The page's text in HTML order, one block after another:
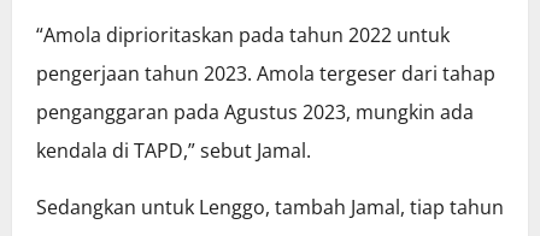
“Amola diprioritaskan pada tahun 2022 untuk
pengerjaan tahun 2023. Amola tergeser dari tahap
penganggaran pada Agustus 2023, mungkin ada
kendala di TAPD,” sebut Jamal.
Sedangkan untuk Lenggo, tambah Jamal, tiap tahun